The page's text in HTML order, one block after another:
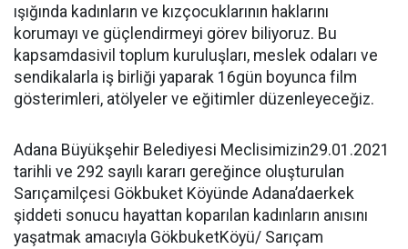
ışığında kadınların ve kızçocuklarının haklarını
korumayı ve güçlendirmeyi görev biliyoruz. Bu
kapsamdasivil toplum kuruluşları, meslek odaları ve
sendikalarla iş birliği yaparak 16gün boyunca film
gösterimleri, atölyeler ve eğitimler düzenleyeceğiz.
Adana Büyükşehir Belediyesi Meclisimizin29.01.2021
tarihli ve 292 sayılı kararı gereğince oluşturulan
Sarıçamilçesi Gökbuket Köyünde Adana’daerkek
şiddeti sonucu hayattan koparılan kadınların anısını
yaşatmak amacıyla GökbuketKöyü/ Sarıçam